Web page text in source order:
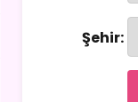
Şehir: